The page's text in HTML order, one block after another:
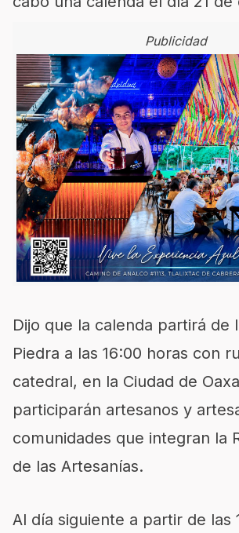
Publicidad
Dijo que la calenda partirá de
Piedra a las 16:00 horas con
catedral, en la Ciudad de
participarán artesanos y
comunidades que integran la
de las Artesanías.
Al día siguiente a partir de las